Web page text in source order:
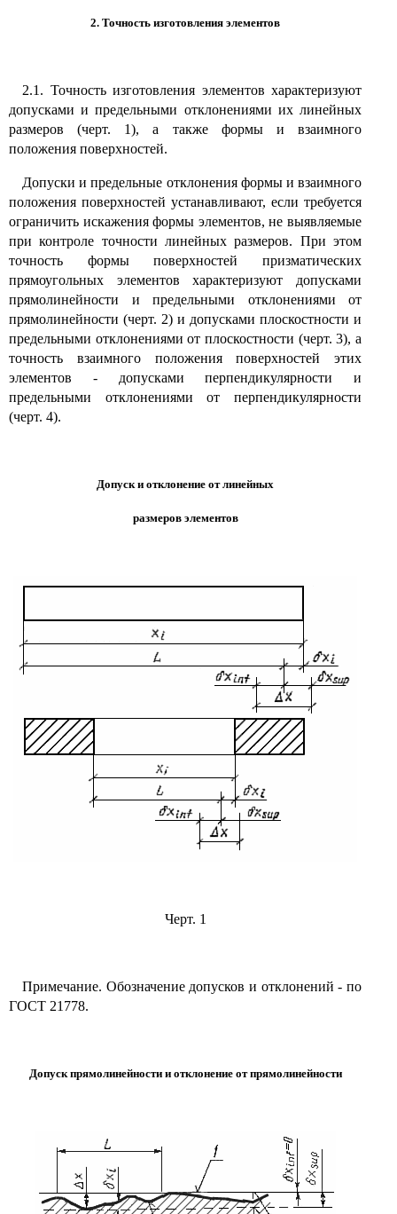
2. Точность изготовления элементов
2.1. Точность изготовления элементов характеризуют
допусками и предельными отклонениями их линейных
размеров (черт. 1), а также формы и взаимного
положения поверхностей.
Допуски и предельные отклонения формы и взаимного
положения поверхностей устанавливают, если требуется
ограничить искажения формы элементов, не выявляемые
при контроле точности линейных размеров. При этом
точность формы поверхностей призматических
прямоугольных элементов характеризуют допусками
прямолинейности и предельными отклонениями от
прямолинейности (черт. 2) и допусками плоскостности и
предельными отклонениями от плоскостности (черт. 3), а
точность взаимного положения поверхностей этих
элементов - допусками перпендикулярности и
предельными отклонениями от перпендикулярности
(черт. 4).
Допуск и отклонение от линейных
размеров элементов
Черт. 1
Примечание. Обозначение допусков и отклонений - по
ГОСТ 21778.
Допуск прямолинейности и отклонение от прямолинейности